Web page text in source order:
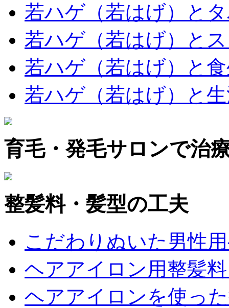
若ハゲ（若はげ）と
若ハゲ（若はげ）と
若ハゲ（若はげ）と
若ハゲ（若はげ）と
育毛・発毛サロンで治
整髪料・髪型の工夫
こだわりぬいた男性
ヘアアイロン用整髪
ヘアアイロンを使っ